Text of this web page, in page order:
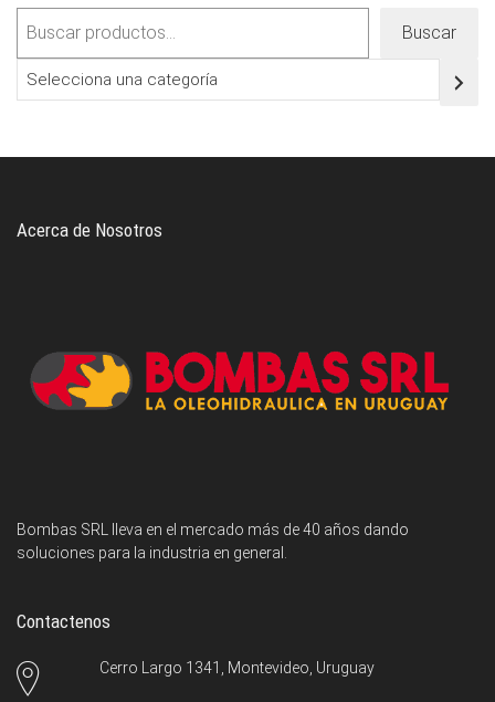
Buscar
Selecciona
una
Acerca de Nosotros
Bombas SRL lleva en el mercado más de 40 años dando
soluciones para la industria en general.
Contactenos
Cerro Largo 1341, Montevideo, Uruguay